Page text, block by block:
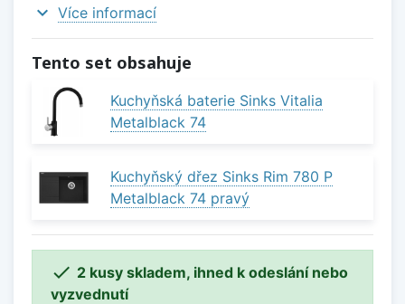
expand_more Více informací
Tento set obsahuje
Kuchyňská baterie Sinks Vitalia
Metalblack 74
Kuchyňský dřez Sinks Rim 780 P
Metalblack 74 pravý
 2 kusy skladem, ihned k odeslání nebo
vyzvednutí